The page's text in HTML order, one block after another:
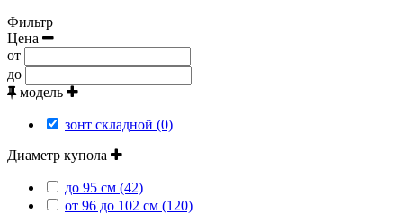
Фильтр
Цена
от
до
модель
зонт складной (0)
Диаметр купола
до 95 см (42)
от 96 до 102 см (120)